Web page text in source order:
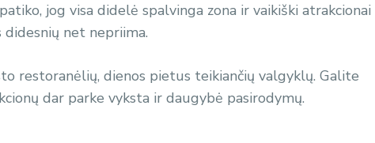
jog visa didelė spalvinga zona ir vaikiški atrakcionai
didesnių net nepriima.
restoranėlių, dienos pietus teikiančių valgyklų. Galite
dar parke vyksta ir daugybė pasirodymų.